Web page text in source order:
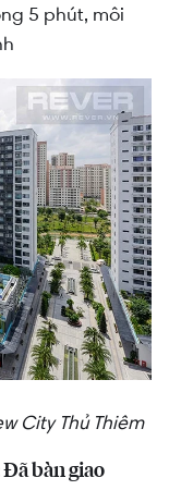
5 phút, môi
City Thủ Thiêm
bàn giao